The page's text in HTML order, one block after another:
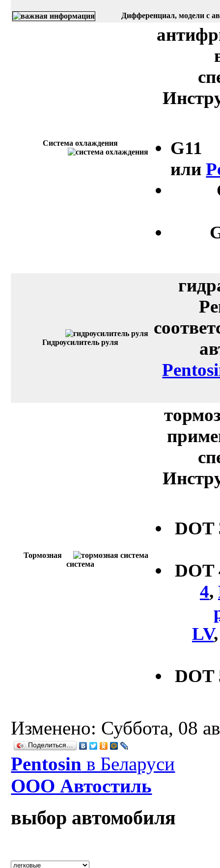
Дифференциал, модели с
Система охлаждения
или
Гидроусилитель руля
Тормозная
система
4,
LV
DOT
Изменено: Суббота, 08
Поделиться…
Рentosin в Беларуси
ООО Автостиль
выбор автомобиля